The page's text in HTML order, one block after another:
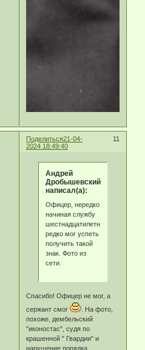
Поделиться 11
21-04-
2024 18:49:40
Андрей
Дробышевский
написал(а):
Офицер, нередко
начиная службу
шестнадцатилетним,
редко мог успеть
получить такой
знак. Фото из
сети.
Спасибо! Офицер не мог, а
сержант смог
. На фото,
похоже, дембельский
"иконостас", судя по
крашенной " Гвардии" и
нарушение порядка